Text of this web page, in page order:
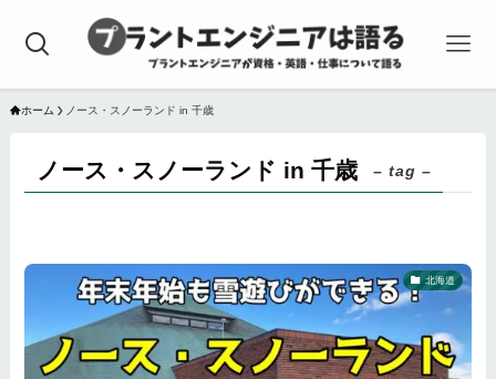
ホーム ノース・スノーランド in 千歳
ノース・スノーランド in 千歳 – tag –
北海道